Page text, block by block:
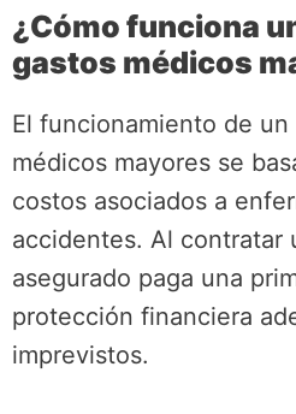
¿Cómo funciona
gastos médicos
El funcionamiento de
médicos mayores se
costos asociados a
accidentes. Al contratar
asegurado paga una
protección financiera
imprevistos.